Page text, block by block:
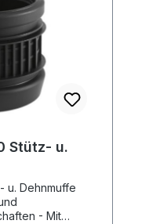
Stütz- u.
u.
u. Dehnmuffe
- Mit